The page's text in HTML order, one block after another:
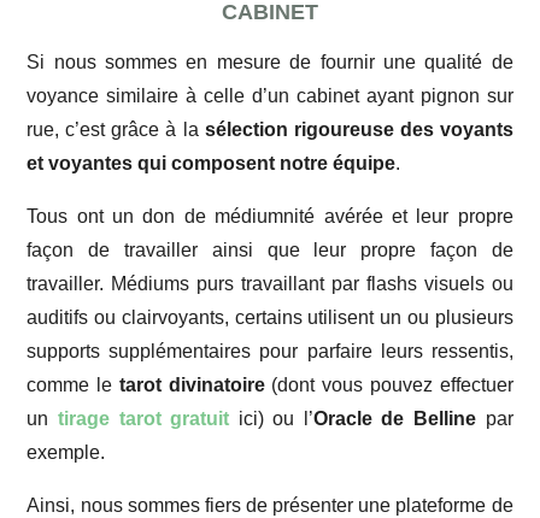
CABINET
Si nous sommes en mesure de fournir une qualité de
voyance similaire à celle d’un cabinet ayant pignon sur
rue, c’est grâce à la sélection rigoureuse des voyants
et voyantes qui composent notre équipe.
Tous ont un don de médiumnité avérée et leur propre
façon de travailler ainsi que leur propre façon de
travailler. Médiums purs travaillant par flashs visuels ou
auditifs ou clairvoyants, certains utilisent un ou plusieurs
supports supplémentaires pour parfaire leurs ressentis,
comme le tarot divinatoire(dont vous pouvez effectuer
un tirage tarot gratuit ici) ou l’Oracle de Belline par
exemple.
Ainsi, nous sommes fiers de présenter une plateforme de